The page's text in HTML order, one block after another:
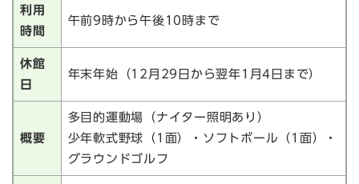
利用
時間
午前9時から午後10時まで
休館
日
年末年始（12月29日から翌年1月4日まで）
概要
多目的運動場（ナイター照明あり）
少年軟式野球（1面）・ソフトボール（1面）・
グラウンドゴルフ